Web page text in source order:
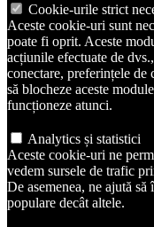
Cookie-urile strict
Aceste cookie-uri sunt
poate fi oprit. Aceste
acțiunile efectuate de
conectare, preferințele de
să blocheze aceste
funcționeze atunci.
Analytics și statistici
Aceste cookie-uri ne
vedem sursele de trafic
De asemenea, ne ajută
populare decât altele.